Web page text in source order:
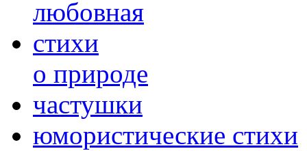
любовная
cтихи
о природе
частушки
юмористические стихи